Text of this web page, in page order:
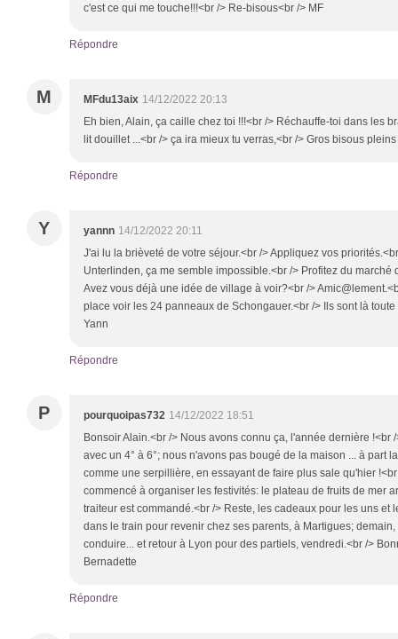
c'est ce qui me touche!!!<br /> Re-bisous<br /> MF
Répondre
M MFdu13aix 14/12/2022 20:13
Eh bien, Alain, ça caille chez toi !!!<br /> Réchauffe-toi dans les
lit douillet ...<br /> ça ira mieux tu verras,<br /> Gros bisous
Répondre
Y yannn 14/12/2022 20:11
J'ai lu la brièveté de votre séjour.<br /> Appliquez vos
Unterlinden, ça me semble impossible.<br /> Profitez du marché
Avez vous déjà une idée de village à voir?<br />
place voir les 24 panneaux de Schongauer.<br /> Ils sont là
Yann
Répondre
P pourquoipas732 14/12/2022 18:51
Bonsoir Alain.<br /> Nous avons connu ça, l'année dernière !<br
avec un 4° à 6°; nous n'avons pas bougé de la maison ... à part
comme une serpillière, en essayant de faire plus sale qu'hier
commencé à organiser les festivités: le plateau de fruits de mer
traiteur est commandé.<br /> Reste, les cadeaux pour les uns et
dans le train pour revenir chez ses parents, à Martigues;
conduire... et retour à Lyon pour des partiels, vendredi.<br />
Bernadette
Répondre